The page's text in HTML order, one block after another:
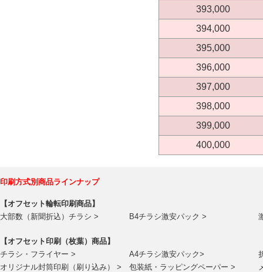
393,000
394,000
395,000
396,000
397,000
398,000
399,000
400,000
印刷方式別商品ラインナップ
【オフセット輪転印刷商品】
大部数（新聞折込）チラシ >
B4チラシ激安パック >
【オフセット印刷（枚葉）商品】
チラシ・フライヤー >
A4チラシ激安パック>
オリジナル封筒印刷（刷り込み） >
包装紙・ラッピングペーパー >